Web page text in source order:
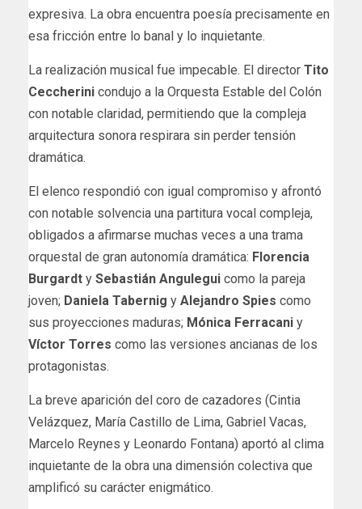
expresiva. La obra encuentra poesía precisamente en
esa fricción entre lo banal y lo inquietante.
La realización musical fue impecable. El director Tito
Ceccherini condujo a la Orquesta Estable del Colón
con notable claridad, permitiendo que la compleja
arquitectura sonora respirara sin perder tensión
dramática.
El elenco respondió con igual compromiso y afrontó
con notable solvencia una partitura vocal compleja,
obligados a afirmarse muchas veces a una trama
orquestal de gran autonomía dramática: Florencia
Burgardt y Sebastián Angulegui como la pareja
joven; Daniela Tabernig y Alejandro Spies como
sus proyecciones maduras; Mónica Ferracani y
Víctor Torres como las versiones ancianas de los
protagonistas.
La breve aparición del coro de cazadores (Cintia
Velázquez, María Castillo de Lima, Gabriel Vacas,
Marcelo Reynes y Leonardo Fontana) aportó al clima
inquietante de la obra una dimensión colectiva que
amplificó su carácter enigmático.